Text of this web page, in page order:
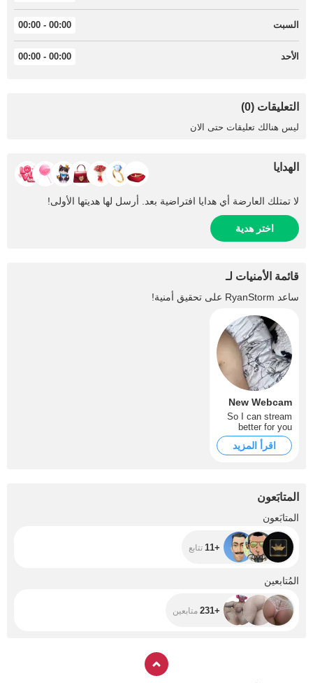
السبت 00:00 - 00:00
الأحد 00:00 - 00:00
التعليقات (0)
ليس هنالك تعليقات حتى الان
الهدايا
لا تمتلك العارضة أي هدايا افتراضية بعد. أرسل لها هديتها الأولى!
اختر هدية
قائمة الأمنيات لـ
ساعد RyanStorm على تحقيق أمنية!
New Webcam
So I can stream
better for you
اقرأ المزيد
المتابَعون
المتابَعون
+11 تتابع
المُتابعين
+231 متابعين